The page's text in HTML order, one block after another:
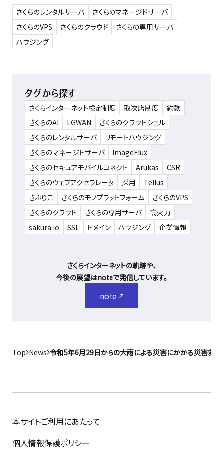
さくらのレンタルサーバ
さくらのマネージドサーバ
さくらのVPS
さくらのクラウド
さくらの専用サーバ
ハウジング
タグから探す
さくらインターネット検定制度 取次店制度
約款
さくらのAI
LGWAN
さくらのクラウドシェル
さくらのレンタルサーバ
リモートハウジング
さくらのマネージドサーバ
ImageFlux
さくらのセキュアモバイルコネクト
Arukas
CSR
さくらのウェブアクセラレータ
採用
Tellus
さぶりこ
さくらのモノプラットフォーム
さくらのVPS
さくらのクラウド
さくらの専用サーバ
高火力
sakura.io
SSL ドメイン ハウジング 企業情報
さくらインターネットの軌跡や、
今後の展望はnoteで発信しています。
note
Top News 令和5年6月29日からの大雨による災害にかかる災害救
本サイトご利用にあたって
個人情報保護ポリシー